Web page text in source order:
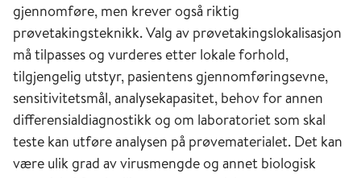
gjennomføre, men krever også riktig
prøvetakingsteknikk. Valg av prøvetakingslokalisasjon
må tilpasses og vurderes etter lokale forhold,
tilgjengelig utstyr, pasientens gjennomføringsevne,
sensitivitetsmål, analysekapasitet, behov for annen
differensialdiagnostikk og om laboratoriet som skal
teste kan utføre analysen på prøvematerialet. Det kan
være ulik grad av virusmengde og annet biologisk